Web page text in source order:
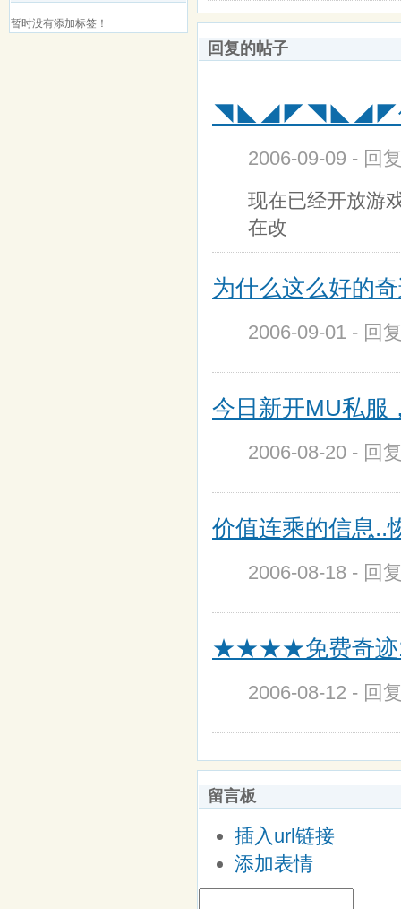
暂时没有添加标签！
回复的帖子
◥◣◢◤◥◣◢◤修
2006-09-09 - 回
现在已经开放游
在改
为什么这么好的
2006-09-01 - 回
今日新开MU私服
2006-08-20 - 回
价值连乘的信息..
2006-08-18 - 回
★★★★免费奇迹
2006-08-12 - 回
留言板
插入url链接
添加表情